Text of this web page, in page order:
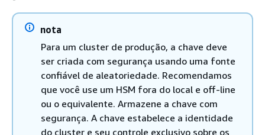
nota
Para um cluster de produção, a chave deve
ser criada com segurança usando uma fonte
confiável de aleatoriedade. Recomendamos
que você use um HSM fora do local e off-line
ou o equivalente. Armazene a chave com
segurança. A chave estabelece a identidade
do cluster e seu controle exclusivo sobre os